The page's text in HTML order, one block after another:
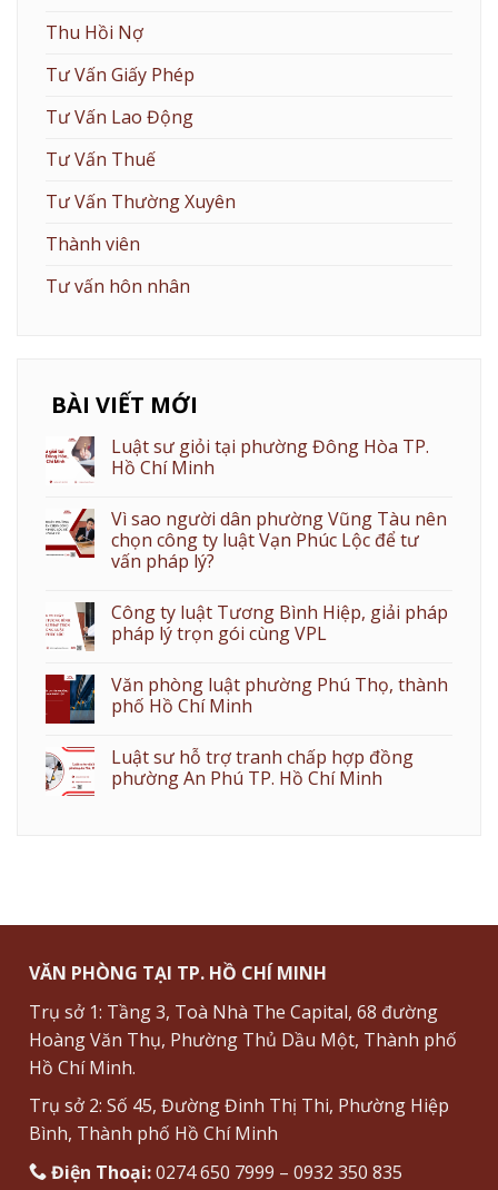
Thu Hồi Nợ
Tư Vấn Giấy Phép
Tư Vấn Lao Động
Tư Vấn Thuế
Tư Vấn Thường Xuyên
Thành viên
Tư vấn hôn nhân
BÀI VIẾT MỚI
Luật sư giỏi tại phường Đông Hòa TP.
Hồ Chí Minh
Vì sao người dân phường Vũng Tàu nên
chọn công ty luật Vạn Phúc Lộc để tư
vấn pháp lý?
Công ty luật Tương Bình Hiệp, giải pháp
pháp lý trọn gói cùng VPL
Văn phòng luật phường Phú Thọ, thành
phố Hồ Chí Minh
Luật sư hỗ trợ tranh chấp hợp đồng
phường An Phú TP. Hồ Chí Minh
VĂN PHÒNG TẠI TP. HỒ CHÍ MINH
Trụ sở 1: Tầng 3, Toà Nhà The Capital, 68 đường
Hoàng Văn Thụ, Phường Thủ Dầu Một, Thành phố
Hồ Chí Minh.
Trụ sở 2: Số 45, Đường Đinh Thị Thi, Phường Hiệp
Bình, Thành phố Hồ Chí Minh
Điện Thoại:0274 650 7999 – 0932 350 835